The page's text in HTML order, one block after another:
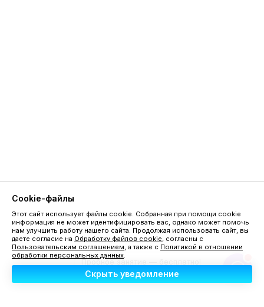
Cookie-файлы
Этот сайт использует файлы cookie. Собранная при помощи cookie
информация не может идентифицировать вас, однако может помочь
нам улучшить работу нашего сайта. Продолжая использовать сайт, вы
даете согласие на Обработку файлов cookie, согласны с
Пользовательским соглашением, а также с Политикой в отношении
обработки персональных данных.
Скрыть уведомление
Пробное занятие — бесплатно!
Назовите промокод «сайт»
при записи (кроме ТЦ ПАРМА)